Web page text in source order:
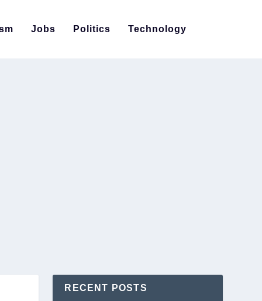
Jobs Politics Technology
RECENT POSTS